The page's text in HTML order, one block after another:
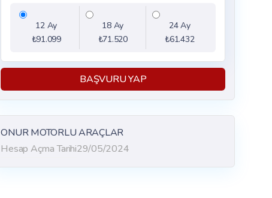
12 Ay
₺91.099
18 Ay
₺71.520
24 Ay
₺61.432
BAŞVURU YAP
ONUR MOTORLU ARAÇLAR
Hesap Açma Tarihi29/05/2024